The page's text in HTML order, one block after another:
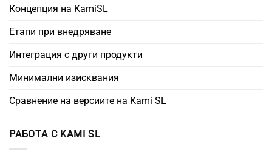
Концепция на KamiSL
Етапи при внедряване
Интеграция с други продукти
Минимални изисквания
Сравнение на версиите на Kami SL
РАБОТА С KAMI SL